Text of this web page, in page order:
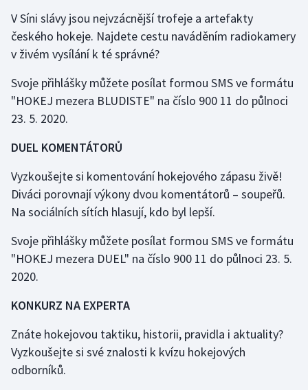
Krasobruslení
Lezení
Lyže a snowboard
Moderní pětiboj
Motorsport
Olympijské hry
Parasport
Plavání
Plážový volejbal
Rychlobruslení
V Síni slávy jsou nejvzácnější trofeje a artefakty
českého hokeje. Najdete cestu naváděním radiokamery
v živém vysílání k té správné?
Svoje přihlášky můžete posílat formou SMS ve formátu
"HOKEJ mezera BLUDISTE" na číslo 900 11 do půlnoci
23. 5. 2020.
DUEL KOMENTÁTORŮ
Vyzkoušejte si komentování hokejového zápasu živě!
Diváci porovnají výkony dvou komentátorů – soupeřů.
Na sociálních sítích hlasují, kdo byl lepší.
Svoje přihlášky můžete posílat formou SMS ve formátu
"HOKEJ mezera DUEL" na číslo 900 11 do půlnoci 23. 5.
2020.
KONKURZ NA EXPERTA
Znáte hokejovou taktiku, historii, pravidla i aktuality?
Vyzkoušejte si své znalosti k kvízu hokejových
odborníků.